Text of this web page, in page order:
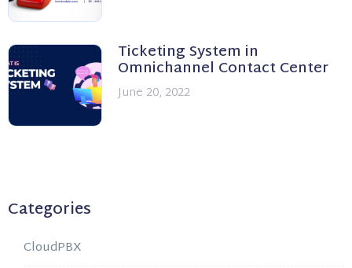
Ticketing System in
Omnichannel Contact Center
June 20, 2022
Categories
CloudPBX